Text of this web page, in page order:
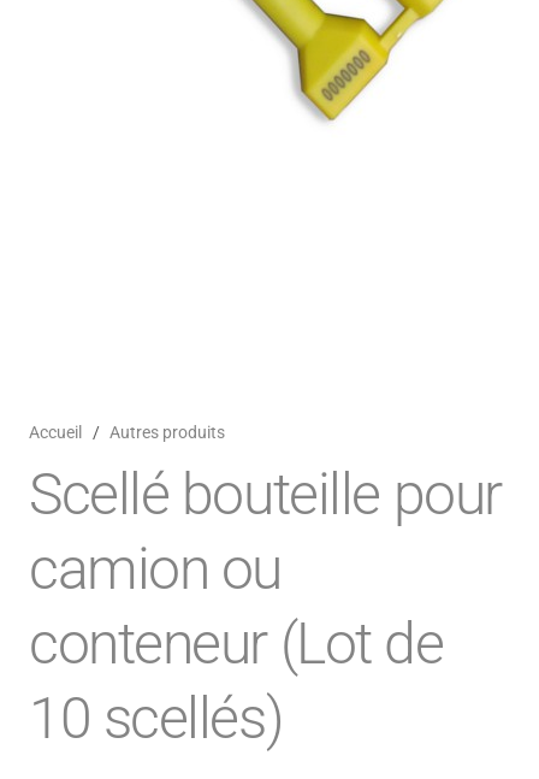
Accueil / Autres produits
Scellé bouteille pour
camion ou
conteneur (Lot de
10 scellés)